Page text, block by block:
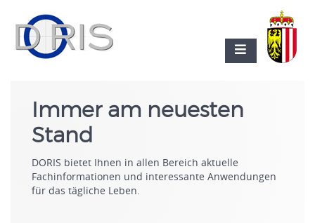
Immer am neuesten
Stand
DORIS bietet Ihnen in allen Bereich aktuelle
Fachinformationen und interessante Anwendungen
für das tägliche Leben.